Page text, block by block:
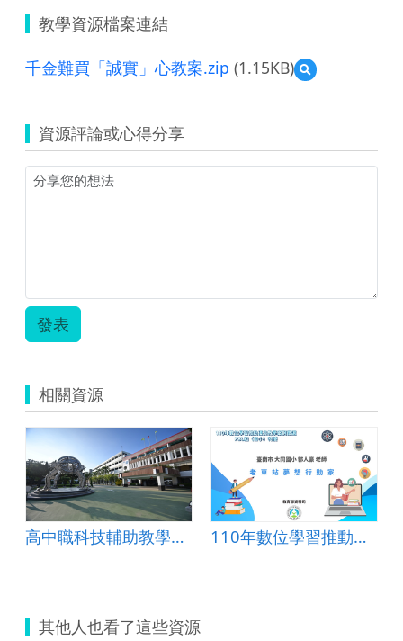
教學資源檔案連結
千金難買「誠實」心教案.zip (1.15KB)
預
覽
買
「誠
資源評論或心得分享
發表
相關資源
高中職科技輔助教學與學習教案-虎尾高中-地理科 110年數位學習推動優良教案-PBL組(國小)-特優-臺南市大同國小-郭人豪老師
其他人也看了這些資源